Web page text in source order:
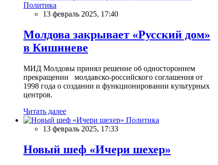
Политика
13 февраль 2025, 17:40
Молдова закрывает «Русский дом»
в Кишиневе
МИД Молдовы принял решение об одностороннем
прекращении молдавско-российского соглашения от
1998 года о создании и функционировании культурных
центров.
Читать далее
Политика
13 февраль 2025, 17:33
Новый шеф «Ичери шехер»